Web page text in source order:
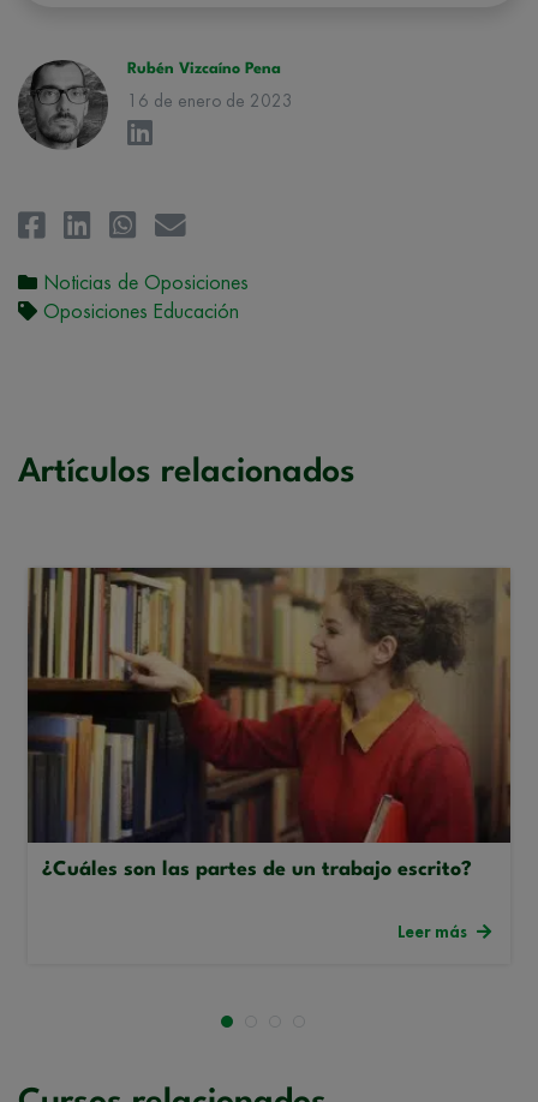
Rubén Vizcaíno Pena
16 de enero de 2023
Noticias de Oposiciones
Oposiciones Educación
Artículos relacionados
¿Cuáles son las partes de un trabajo escrito?
Leer más